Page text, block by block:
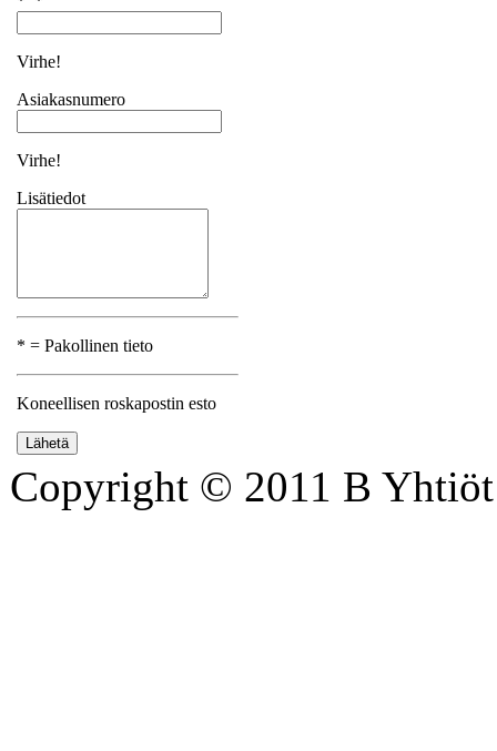
Virhe!
Asiakasnumero
Virhe!
Lisätiedot
* = Pakollinen tieto
Koneellisen roskapostin esto
Copyright © 2011 B